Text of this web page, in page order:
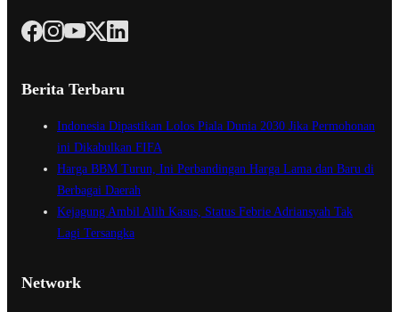
Berita Terbaru
Indonesia Dipastikan Lolos Piala Dunia 2030 Jika Permohonan
ini Dikabulkan FIFA
Harga BBM Turun, Ini Perbandingan Harga Lama dan Baru di
Berbagai Daerah
Kejagung Ambil Alih Kasus, Status Febrie Adriansyah Tak
Lagi Tersangka
Network